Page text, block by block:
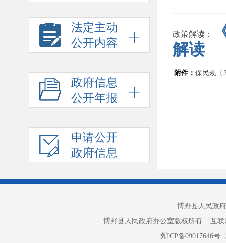
法定主动
公开内容
政府信息
公开年报
申请公开
政府信息
政策解读：
解读
附件： 保民规〔
博野县人民政
博野县人民政府办公室版权所有 互联网
冀ICP备09017646号